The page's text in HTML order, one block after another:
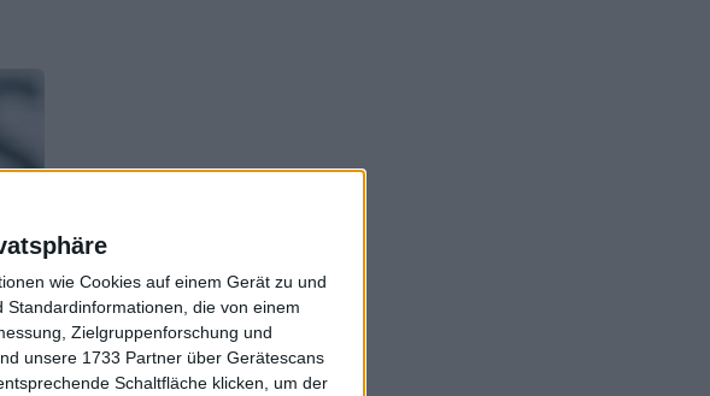
wie Cookies auf einem Gerät zu und
die von einem
Zielgruppenforschung und
unsere 1733 Partner über Gerätescans
Schaltfläche klicken, um der